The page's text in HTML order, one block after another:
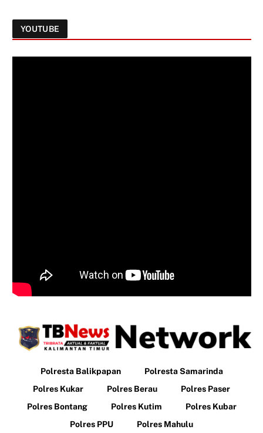
YOUTUBE
Polresta Balikpapan
Polresta Samarinda
Polres Kukar
Polres Berau
Polres Paser
Polres Bontang
Polres Kutim
Polres Kubar
Polres PPU
Polres Mahulu